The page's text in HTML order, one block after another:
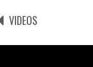
VIDEOS